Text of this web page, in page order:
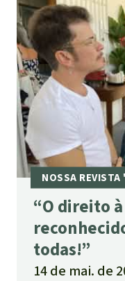
“O direito
todas!”
14 de mai. de